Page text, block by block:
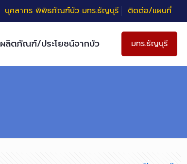
บุคลากร พิพิธภัณฑ์บัว มทร.ธัญบุรี ติดต่อ/แผนที่
ผลิตภัณฑ์/ประโยชน์จากบัว มทร.ธัญบุรี